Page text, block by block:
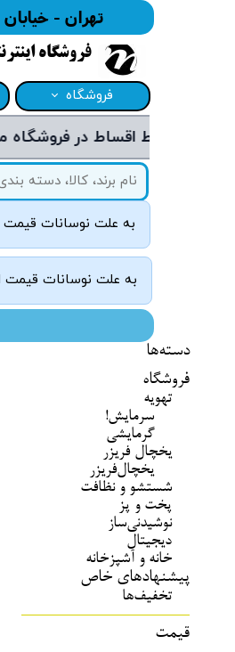
فروشگاه
تهویه
یخچال فریزر
آماده‌ساز غذا
پخت و پز
مدل‌های قدیمی
شستشو و نظافت
خانه و آشپزخانه
فروشگاه
«محصولات فروشگاه مازستا از برندهای معتبر و روز دنیا می‌باشند و دارای گارانتی هستند»
به علت نوسانات قیمت
تهران - خیابان
به علت نوسانات قیمت
دسته‌ها
فروشگاه
تهویه
سرمایش!
گرمایشی
یخچال فریزر
یخچال‌فریزر
شستشو و نظافت
پخت و پز
نوشیدنی‌ساز
دیجیتال
خانه و آشپزخانه
پیشنهادهای خاص
تخفیف‌ها
قیمت